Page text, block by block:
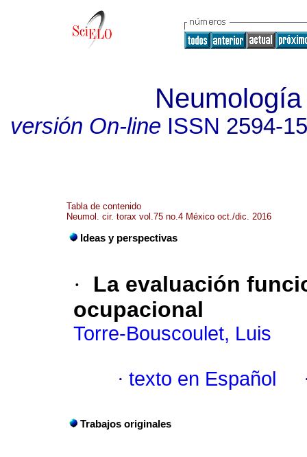
versión On-lineISSN 2594-
Tabla de contenido
Neumol. cir. torax vol.75 no.4 México oct./dic. 2016
Ideas y perspectivas
·
La evaluación
ocupacional
Torre-Bouscoulet, Luis
· texto en Español
Trabajos originales